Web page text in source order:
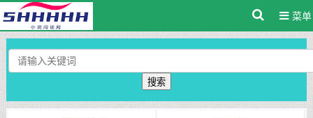
菜单
搜索